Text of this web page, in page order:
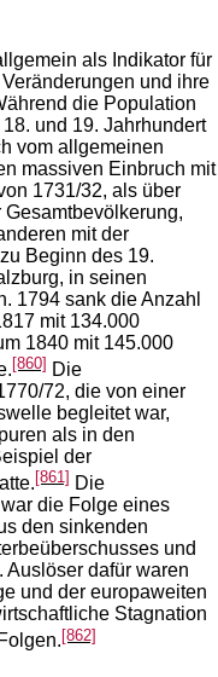
als Indikator für
und ihre
die Population
und 19. Jahrhundert
vom allgemeinen
massiven Einbruch mit
1731/32, als über
mit der
Beginn des 19.
in seinen
1794 sank die Anzahl
mit 134.000
1840 mit 145.000
[860] Die
72, die von einer
begleitet war,
als in den
der
[861] Die
die Folge eines
den sinkenden
und
Auslöser dafür waren
und der europaweiten
Stagnation
[862]